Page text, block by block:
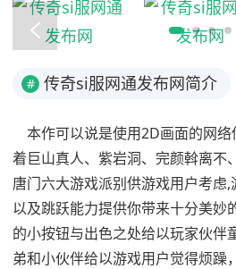
# 传奇si服网通发布网简介
本作可以说是使用2D画面的网络
着巨山真人、紫岩洞、完颜斡离不
唐门六大游戏派别供游戏用户考虑
以及跳跃能力提供你带来十分美妙
的小按钮与出色之处给以玩家伙伴
弟和小伙伴给以游戏用户觉得烦躁